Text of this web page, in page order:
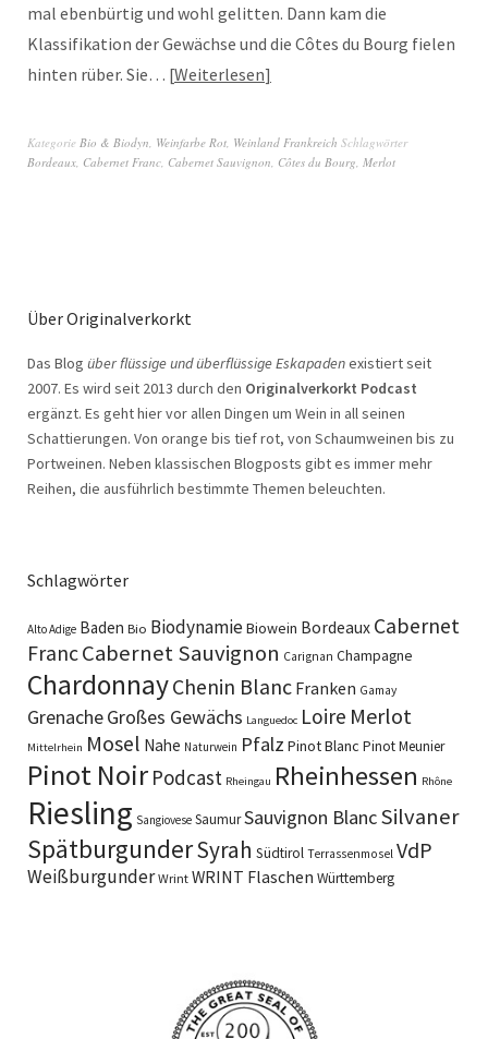
mal ebenbürtig und wohl gelitten. Dann kam die
Klassifikation der Gewächse und die Côtes du Bourg fielen
hinten rüber. Sie… Weiterlesen
Kategorie Bio & Biodyn Weinfarbe Rot Weinland Frankreich Schlagwörter
Bordeaux Cabernet Franc Cabernet Sauvignon Côtes du Bourg Merlot
Über Originalverkorkt
Das Blog über flüssige und überflüssige Eskapadenexistiert seit
2007. Es wird seit 2013 durch den Originalverkorkt Podcast
ergänzt. Es geht hier vor allen Dingen um Wein in all seinen
Schattierungen. Von orange bis tief rot, von Schaumweinen bis zu
Portweinen. Neben klassischen Blogposts gibt es immer mehr
Reihen, die ausführlich bestimmte Themen beleuchten.
Schlagwörter
Alto Adige Baden Bio BiodynamieBiowein Bordeaux Cabernet
FrancCabernet Sauvignon Carignan Champagne
ChardonnayChenin Blanc Franken Gamay
GrenacheGroßes Gewächs Languedoc Loire Merlot
Mittelrhein Mosel Nahe Naturwein Pfalz Pinot Blanc Pinot Meunier
Pinot Noir Podcast Rheingau Rheinhessen Rhône
Riesling Sangiovese SaumurSauvignon BlancSilvaner
SpätburgunderSyrah Südtirol Terrassenmosel VdP
Weißburgunder Wrint WRINT Flaschen Württemberg